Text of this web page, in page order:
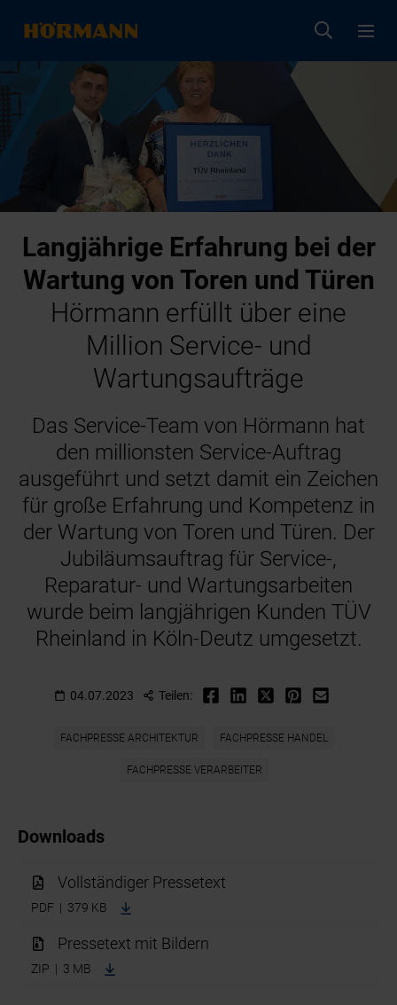
Langjährige Erfahrung bei der
Wartung von Toren und Türen
Hörmann erfüllt über eine
Million Service- und
Wartungsaufträge
Das Service-Team von Hörmann hat
den millionsten Service-Auftrag
ausgeführt und setzt damit ein Zeichen
für große Erfahrung und Kompetenz in
der Wartung von Toren und Türen. Der
Jubiläumsauftrag für Service-,
Reparatur- und Wartungsarbeiten
wurde beim langjährigen Kunden TÜV
Rheinland in Köln-Deutz umgesetzt.
04.07.2023 Teilen:
FACHPRESSE ARCHITEKTUR FACHPRESSE HANDEL
FACHPRESSE VERARBEITER
Downloads
Vollständiger Pressetext
PDF | 379 KB
Pressetext mit Bildern
ZIP | 3 MB